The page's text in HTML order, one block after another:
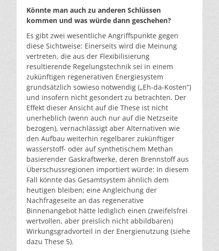
Könnte man auch zu anderen Schlüssen
kommen und was würde dann geschehen?
Es gibt zwei wesentliche Angriffspunkte gegen
diese Sichtweise: Einerseits wird die Meinung
vertreten, die aus der Flexibilisierung
resultierende Regelungstechnik sei in einem
zukünftigen regenerativen Energiesystem
grundsätzlich sowieso notwendig („Eh-da-Kosten“)
und insofern nicht gesondert zu betrachten. Der
Effekt dieser Ansicht auf die These ist nicht
unerheblich (wenn auch nur auf die Netzseite
bezogen), vernachlässigt aber Alternativen wie
den Aufbau weiterhin regelbarer zukünftiger
wasserstoff- oder auf synthetischem Methan
basierender Gaskraftwerke, deren Brennstoff aus
Überschussregionen importiert würde: In diesem
Fall könnte das Gesamtsystem ähnlich dem
heutigen bleiben; eine Angleichung der
Nachfrageseite an das regenerative
Binnenangebot hätte lediglich einen (zweifelsfrei
wertvollen, aber preislich nicht abbildbaren)
Wirkungsgradvorteil in der Energienutzung (siehe
dazu These 5).